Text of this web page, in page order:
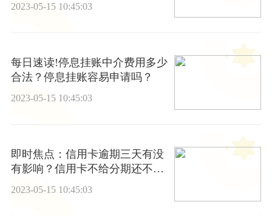
2023-05-15 10:45:03
每日速读!停息挂账中介费用多少
合法？停息挂账容易申请吗？
2023-05-15 10:45:03
即时焦点：信用卡逾期三天有没
有影响？信用卡不给分期还不起
怎么办？
2023-05-15 10:45:03